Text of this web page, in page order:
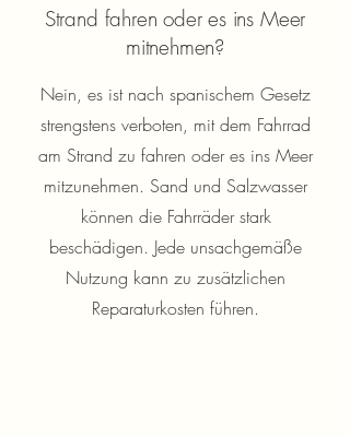
Strand fahren oder es ins Meer
mitnehmen?
Nein, es ist nach spanischem Gesetz
strengstens verboten, mit dem Fahrrad
am Strand zu fahren oder es ins Meer
mitzunehmen. Sand und Salzwasser
können die Fahrräder stark
beschädigen. Jede unsachgemäße
Nutzung kann zu zusätzlichen
Reparaturkosten führen.